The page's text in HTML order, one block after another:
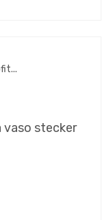
stecker